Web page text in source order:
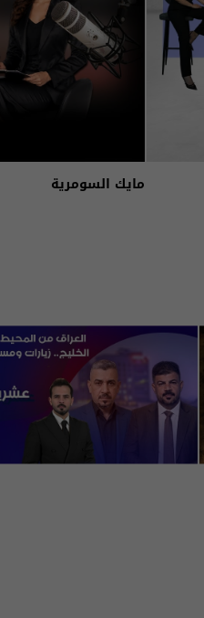
مايك السومرية